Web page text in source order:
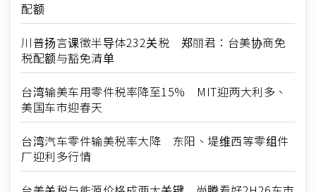
配额
川普扬言课徵半导体232关税 郑丽君：台美协商免
税配额与豁免清单
台湾输美车用零件税率降至15% MIT迎两大利多、
美国车市迎春天
台湾汽车零件输美税率大降 东阳、堤维西等零组件
厂迎利多行情